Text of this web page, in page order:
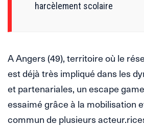
harcèlement scolaire
A Angers (49), territoire où le
est déjà très impliqué dans les
et partenariales, un escape
essaimé grâce à la mobilisation
commun de plusieurs